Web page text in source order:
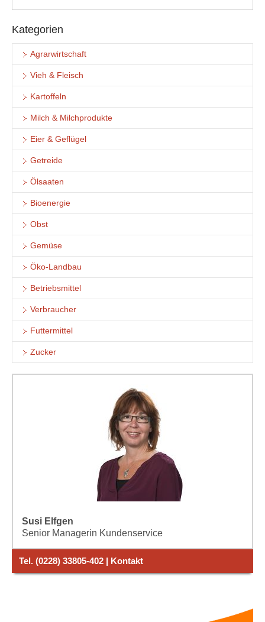
Kategorien
Agrarwirtschaft
Vieh & Fleisch
Kartoffeln
Milch & Milchprodukte
Eier & Geflügel
Getreide
Ölsaaten
Bioenergie
Obst
Gemüse
Öko-Landbau
Betriebsmittel
Verbraucher
Futtermittel
Zucker
Susi Elfgen
Senior Managerin Kundenservice
Tel. (0228) 33805-402 | Kontakt